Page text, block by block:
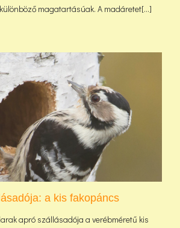
magatartásúak. A madáretet[...]
a kis fakopáncs
apró szállásadója a verébméretű kis